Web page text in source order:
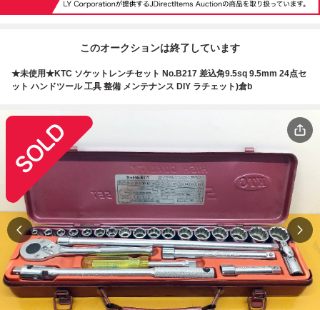
このオークションは終了しています
★未使用★KTC ソケットレンチセット No.B217 差込角9.5sq 9.5mm 24点セ
ット ハンドツール 工具 整備 メンテナンス DIY ラチェット)倉b